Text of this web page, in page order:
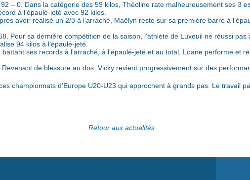
– 0. Dans la catégorie des 59 kilos, Théoline rate malheureusement ses 3
à l’épaulé-jeté avec 92 kilos.
avoir réalisé un 2/3 à l’arraché, Maëlyn reste sur sa première barre à
Pour sa dernière compétition de la saison, l’athlète de Luxeuil ne réussi pas
94 kilos à l’épaulé-jeté.
ses records à l’arraché, à l’épaulé-jeté et au total, Loane performe et
de blessure au dos, Vicky revient progressivement sur des
championnats d’Europe U20-U23 qui approchent à grands pas. Le travail
Retour aux actualités